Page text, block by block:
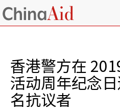
香港警方在
活动周年纪念
名抗议者